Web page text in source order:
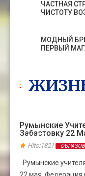
ЧАСТНАЯ
ЧИСТОТУ
МОДНЫЙ
ПЕРВЫЙ
Румынские
Забастовку 22
Hits:1821
Румынские
22 мая. Федерация
18
МАЯ